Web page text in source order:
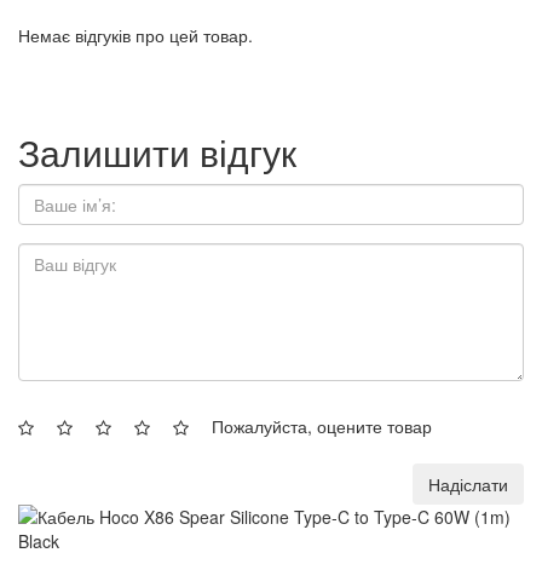
Немає відгуків про цей товар.
Залишити відгук
Пожалуйста, оцените товар
Надіслати